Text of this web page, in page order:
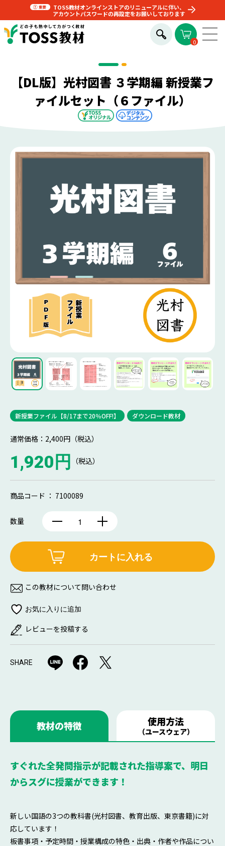
TOSS教材オンラインストアのリニューアルに伴い、
アカウントパスワードの再設定をお願いしております
0
【DL版】光村図書 ３学期編 新授業フ
ァイルセット（６ファイル）
新授業ファイル【8/17まで20％OFF!】 ダウンロード教材
通常価格：2,400円（税込）
1,920円 （税込）
商品コード ： 7100089
数量
カートに入れる
この教材について問い合わせ
レビューを投稿する
SHARE
教材の特徴 使用方法
（ユースウェア）
すぐれた全発問指示が記載された指導案で、明日
からスグに授業ができます！
新しい国語の3つの教科書(光村図書、教育出版、東京書籍)に対
応しています！
板書事項・予定時間・授業構成の特色・出典・作者や作品につい